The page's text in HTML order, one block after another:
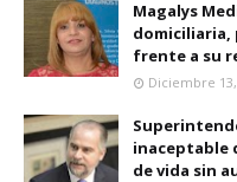
Magalys
domiciliaria,
frente a su
Diciembre 13,
inaceptable
de vida sin